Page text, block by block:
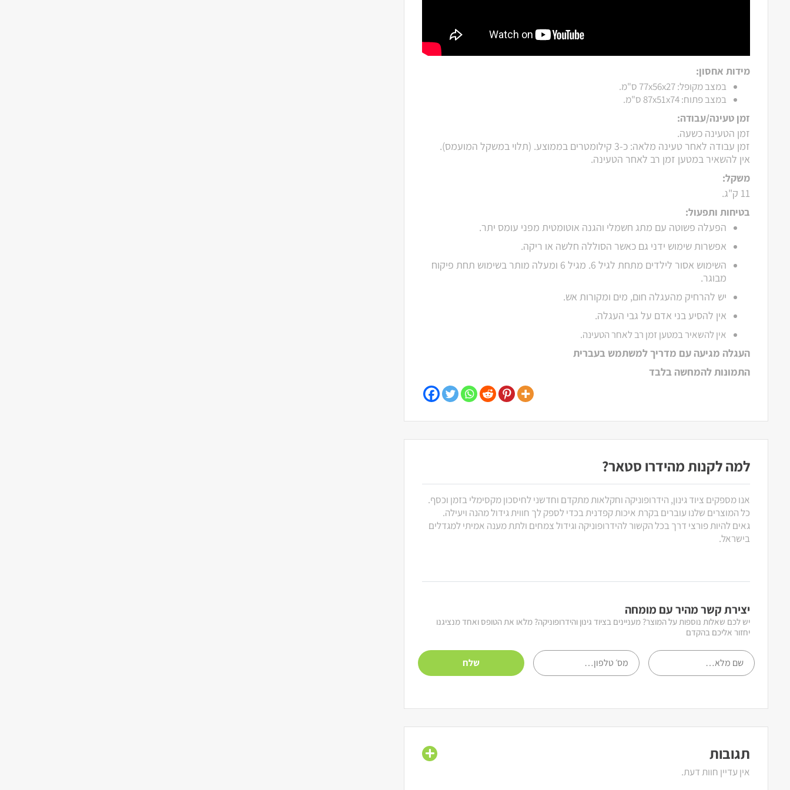
מידות אחסון:
במצב מקופל: 77x56x27 ס"מ.
במצב פתוח: 87x51x74 ס"מ.
זמן טעינה/עבודה:
זמן הטעינה כשעה.
זמן עבודה לאחר טעינה מלאה: כ-3 קילומטרים בממוצע. (תלוי במשקל המועמס).
אין להשאיר במטען זמן רב לאחר הטעינה.
משקל:
11 ק"ג.
בטיחות ותפעול:
הפעלה פשוטה עם מתג חשמלי והגנה אוטומטית מפני עומס יתר.
אפשרות שימוש ידני גם כאשר הסוללה חלשה או ריקה.
השימוש אסור לילדים מתחת לגיל 6. מגיל 6 ומעלה מותר בשימוש תחת פיקוח
מבוגר.
יש להרחיק מהעגלה חום, מים ומקורות אש.
אין להסיע בני אדם על גבי העגלה.
אין להשאיר במטען זמן רב לאחר הטעינה.
העגלה מגיעה עם מדריך למשתמש בעברית
התמונות להמחשה בלבד
למה לקנות מהידרו סטאר?
אנו מספקים ציוד גינון, הידרופוניקה וחקלאות מתקדם וחדשני לחיסכון מקסימלי בזמן וכסף.
כל המוצרים שלנו עוברים בקרת איכות קפדנית בכדי לספק לך חווית גידול מהנה ויעילה.
גאים להיות פורצי דרך בכל הקשור להידרופוניקה וגידול צמחים ולתת מענה אמיתי למגדלים
בישראל.
יצירת קשר מהיר עם מומחה
יש לכם שאלות נוספות על המוצר? מעניינים בציוד גינון והידרופוניקה? מלאו את הטופס ואחד מנציגנו
יחזור אליכם בהקדם
תגובות
אין עדיין חוות דעת.